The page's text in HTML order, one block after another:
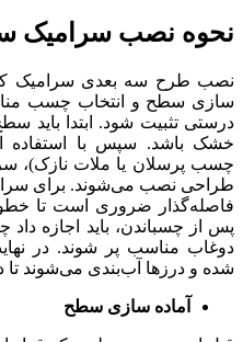
نحوه نصب سرامیک
نصب طرح سه بعدی سرامیک کف
سازی سطح و انتخاب چسب
درستی تثبیت شود. ابتدا باید
خشک باشد. سپس با
چسب پرسلان یا ملات نازک)،
طراحی نصب می‌شوند. برای
فاصله‌گذار ضروری است تا
پس از چسباندن، باید اجازه
دوغاب مناسب پر شوند. در
شده و درزها آب‌بندی می‌شوند
آماده‌ سازی سطح